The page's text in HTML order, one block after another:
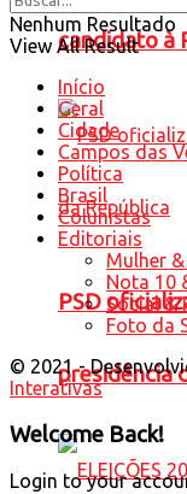
candidato à
PSD
presidência
Nenhum Resultado
View All Result
Início
Geral
Cidade
Campos das
Política
Brasil
Colunistas
Editoriais
Mulher
Nota 10
Social &
Foto da
© 2021 -
Interativas
Welcome Back!
Login to your